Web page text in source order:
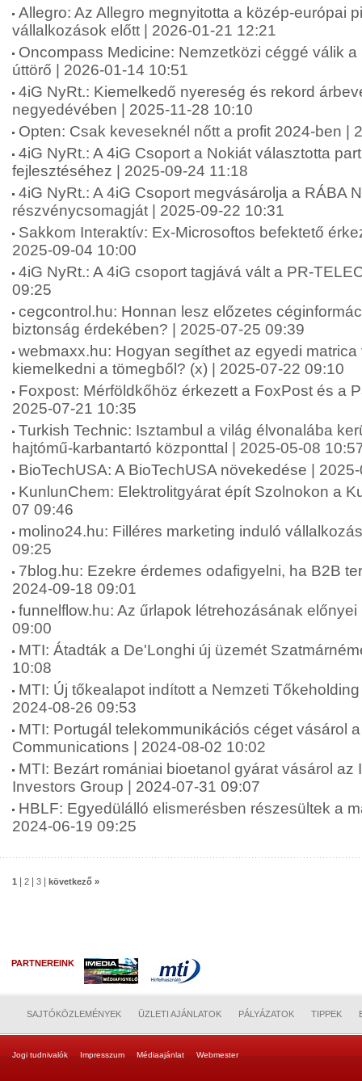
Allegro: Az Allegro megnyitotta a közép-európai
vállalkozások előtt | 2026-01-21 12:21
Oncompass Medicine: Nemzetközi céggé válik
úttörő | 2026-01-14 10:51
4iG NyRt.: Kiemelkedő nyereség és rekord
negyedévében | 2025-11-28 10:10
Opten: Csak keveseknél nőtt a profit 2024-ben |
4iG NyRt.: A 4iG Csoport a Nokiát választotta
fejlesztéséhez | 2025-09-24 11:18
4iG NyRt.: A 4iG Csoport megvásárolja a RÁBA
részvénycsomagját | 2025-09-22 10:31
Sakkom Interaktív: Ex-Microsoftos befektető
2025-09-04 10:00
4iG NyRt.: A 4iG csoport tagjává vált a PR-
09:25
cegcontrol.hu: Honnan lesz előzetes
biztonság érdekében? | 2025-07-25 09:39
webmaxx.hu: Hogyan segíthet az egyedi
kiemelkedni a tömegből? (x) | 2025-07-22 09:10
Foxpost: Mérföldkőhöz érkezett a FoxPost és a
2025-07-21 10:35
Turkish Technic: Isztambul a világ élvonalába
hajtómű-karbantartó központtal | 2025-05-08
BioTechUSA: A BioTechUSA növekedése |
KunlunChem: Elektrolitgyárat épít Szolnokon a
07 09:46
molino24.hu: Filléres marketing induló
09:25
7blog.hu: Ezekre érdemes odafigyelni, ha B2B
2024-09-18 09:01
funnelflow.hu: Az űrlapok létrehozásának
09:00
MTI: Átadták a De'Longhi új üzemét
10:08
MTI: Új tőkealapot indított a Nemzeti
2024-08-26 09:53
MTI: Portugál telekommunikációs céget vásárol
Communications | 2024-08-02 10:02
MTI: Bezárt romániai bioetanol gyárat vásárol az
Investors Group | 2024-07-31 09:07
HBLF: Egyedülálló elismerésben részesültek a
2024-06-19 09:25
1 2 3 következő »
PARTNEREINK
SAJTÓKÖZLEMÉNYEK ÜZLETI AJÁNLATOK PÁLYÁZATOK TIPPEK
Jogi tudnivalók Impresszum Médiaajánlat Webmester